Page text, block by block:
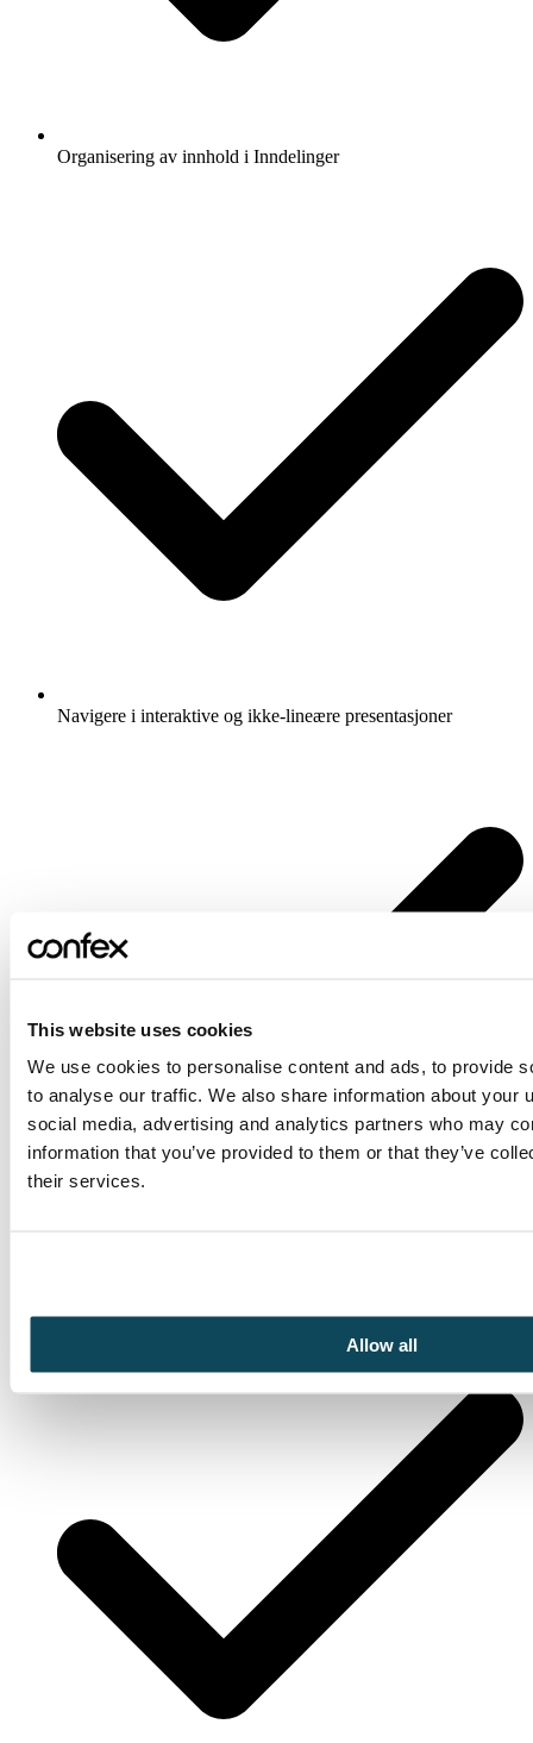
This website uses cookies
We use cookies to personalise content and ads, to provide
to analyse our traffic. We also share information about your
social media, advertising and analytics partners who may
information that you’ve provided to them or that they’ve
their services.
Allow all
Organisering av innhold i Inndelinger
Navigere i interaktive og ikke-lineære presentasjoner